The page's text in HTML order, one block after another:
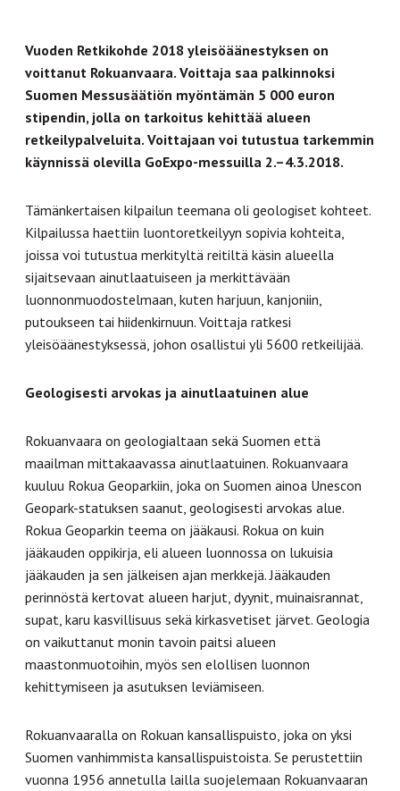
Vuoden Retkikohde 2018 yleisöäänestyksen on
voittanut Rokuanvaara. Voittaja saa palkinnoksi
Suomen Messusäätiön myöntämän 5 000 euron
stipendin, jolla on tarkoitus kehittää alueen
retkeilypalveluita. Voittajaan voi tutustua tarkemmin
käynnissä olevilla GoExpo-messuilla 2.–4.3.2018.
Tämänkertaisen kilpailun teemana oli geologiset kohteet.
Kilpailussa haettiin luontoretkeilyyn sopivia kohteita,
joissa voi tutustua merkityltä reitiltä käsin alueella
sijaitsevaan ainutlaatuiseen ja merkittävään
luonnonmuodostelmaan, kuten harjuun, kanjoniin,
putoukseen tai hiidenkirnuun. Voittaja ratkesi
yleisöäänestyksessä, johon osallistui yli 5600 retkeilijää.
Geologisesti arvokas ja ainutlaatuinen alue
Rokuanvaara on geologialtaan sekä Suomen että
maailman mittakaavassa ainutlaatuinen. Rokuanvaara
kuuluu Rokua Geoparkiin, joka on Suomen ainoa Unescon
Geopark-statuksen saanut, geologisesti arvokas alue.
Rokua Geoparkin teema on jääkausi. Rokua on kuin
jääkauden oppikirja, eli alueen luonnossa on lukuisia
jääkauden ja sen jälkeisen ajan merkkejä. Jääkauden
perinnöstä kertovat alueen harjut, dyynit, muinaisrannat,
supat, karu kasvillisuus sekä kirkasvetiset järvet. Geologia
on vaikuttanut monin tavoin paitsi alueen
maastonmuotoihin, myös sen elollisen luonnon
kehittymiseen ja asutuksen leviämiseen.
Rokuanvaaralla on Rokuan kansallispuisto, joka on yksi
Suomen vanhimmista kansallispuistoista. Se perustettiin
vuonna 1956 annetulla lailla suojelemaan Rokuanvaaran